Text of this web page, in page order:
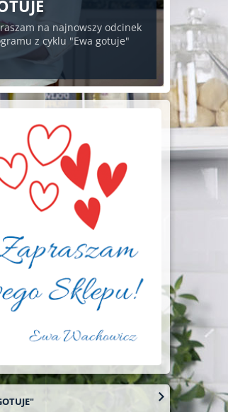
na najnowszy odcinek
z cyklu "Ewa gotuje"